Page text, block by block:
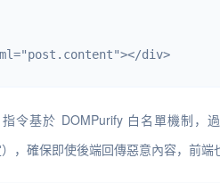
div>
指令基於 DOMPurify 白名單機制，
，確保即使後端回傳惡意內容，前端